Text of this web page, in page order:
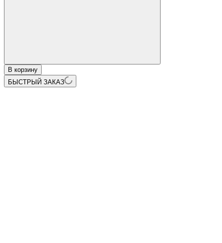
В корзину
БЫСТРЫЙ ЗАКАЗ